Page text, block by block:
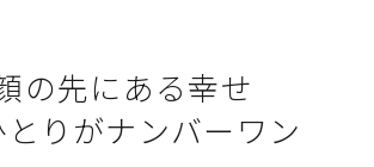
の先にある幸せ
りがナンバーワン